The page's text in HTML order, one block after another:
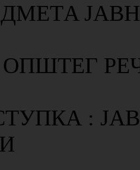
: